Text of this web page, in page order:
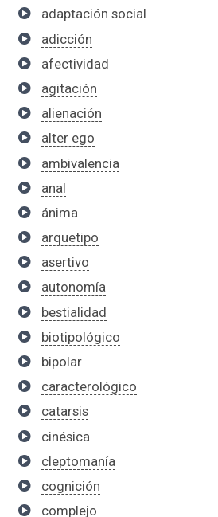
adaptación social
adicción
afectividad
agitación
alienación
alter ego
ambivalencia
anal
ánima
arquetipo
asertivo
autonomía
bestialidad
biotipológico
bipolar
caracterológico
catarsis
cinésica
cleptomanía
cognición
complejo